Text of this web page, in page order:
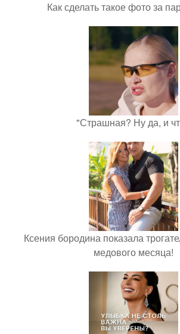
Как сделать такое фото за
"Страшная? Ну да, и
Ксения бородина показала
медового месяца!